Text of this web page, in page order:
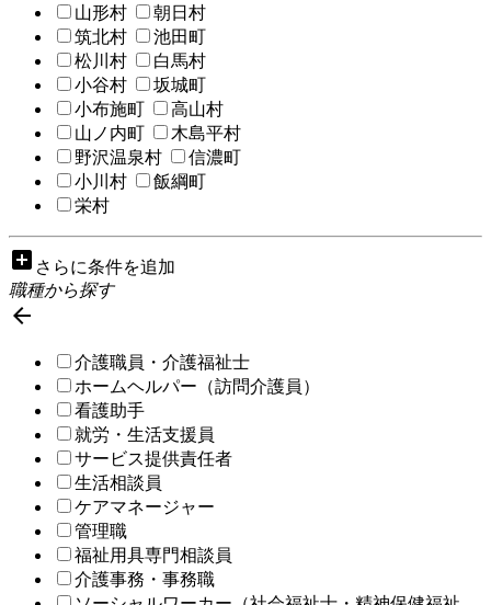
山形村
朝日村
筑北村
池田町
松川村
白馬村
小谷村
坂城町
小布施町
高山村
山ノ内町
木島平村
野沢温泉村
信濃町
小川村
飯綱町
栄村
add_box さらに条件を追加
職種から探す

介護職員・介護福祉士
ホームヘルパー（訪問介護員）
看護助手
就労・生活支援員
サービス提供責任者
生活相談員
ケアマネージャー
管理職
福祉用具専門相談員
介護事務・事務職